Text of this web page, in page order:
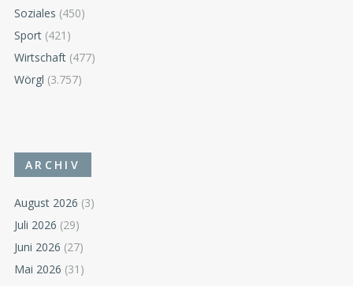
Soziales (450)
Sport (421)
Wirtschaft (477)
Wörgl (3.757)
ARCHIV
August 2026 (3)
Juli 2026 (29)
Juni 2026 (27)
Mai 2026 (31)